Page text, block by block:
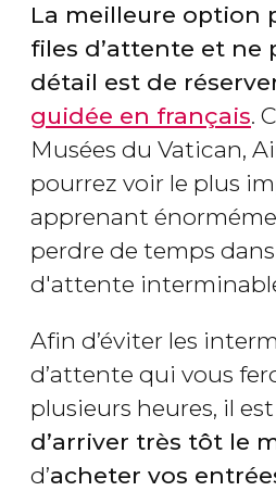
La meilleure option
files d’attente et ne
détail est de
guidée en français.
Musées du Vatican,
pourrez voir le plus
apprenant
perdre de temps dans
d'attente
Afin d’éviter les
d’attente qui vous
plusieurs heures, il est
d’arriver très tôt le
d’acheter vos